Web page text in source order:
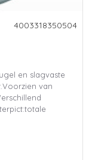
4003318350504
en slagvaste
van